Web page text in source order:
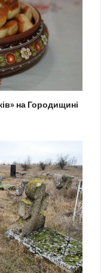
на Городищині